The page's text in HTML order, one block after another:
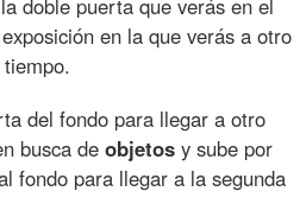
en la que verás a otro
del fondo para llegar a otro
busca deobjetos y sube por
fondo para llegar a la segunda